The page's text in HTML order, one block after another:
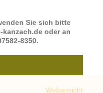
Sie sich bitte
oder an
8350.
Webansicht